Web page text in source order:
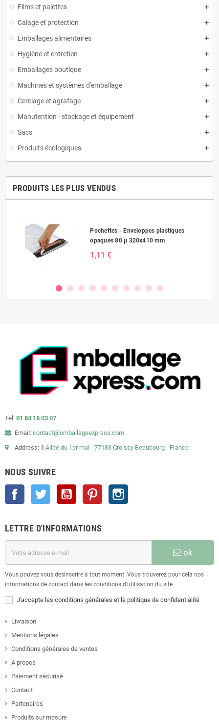
Films et palettes
Calage et protection
Emballages alimentaires
Hygiène et entretien
Emballages boutique
Machines et systèmes d'emballage
Cerclage et agrafage
Manutention - stockage et équipement
Sacs
Produits écologiques
PRODUITS LES PLUS VENDUS
Pochettes - Enveloppes plastiques
opaques 80 µ 320x410 mm
1,11 €
Tel: 01 84 18 03 07
Email: contact@emballageexpress.com
Address: 3 Allée du 1er mai - 77183 Croissy Beaubourg - France
NOUS SUIVRE
Facebook Twitter YouTube Pinterest
LETTRE D'INFORMATIONS
ok
Vous pouvez vous désinscrire à tout moment. Vous trouverez pour cela nos
informations de contact dans les conditions d'utilisation du site.
J'accepte les conditions générales et la politique de confidentialité
Livraison
Mentions légales
Conditions générales de ventes
A propos
Paiement sécurisé
Contact
Partenaires
Produits sur mesure